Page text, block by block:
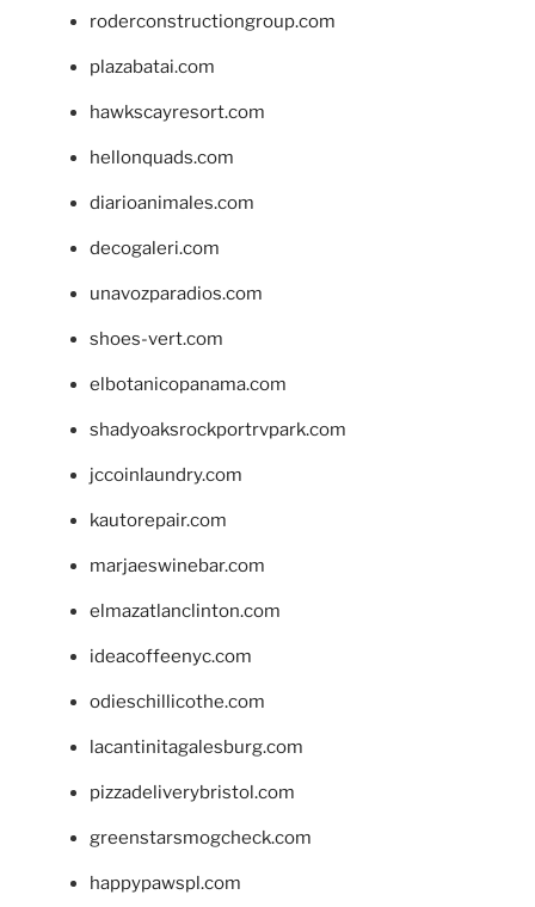
roderconstructiongroup.com
plazabatai.com
hawkscayresort.com
hellonquads.com
diarioanimales.com
decogaleri.com
unavozparadios.com
shoes-vert.com
elbotanicopanama.com
shadyoaksrockportrvpark.com
jccoinlaundry.com
kautorepair.com
marjaeswinebar.com
elmazatlanclinton.com
ideacoffeenyc.com
odieschillicothe.com
lacantinitagalesburg.com
pizzadeliverybristol.com
greenstarsmogcheck.com
happypawspl.com